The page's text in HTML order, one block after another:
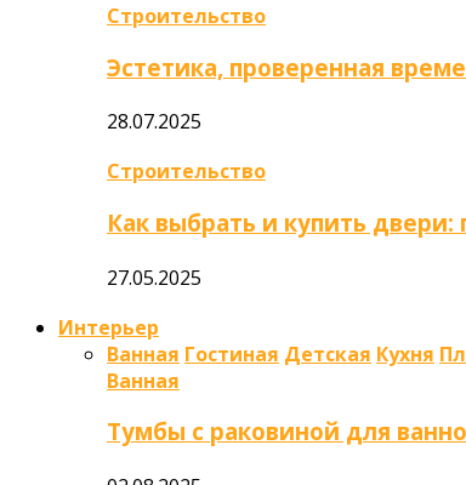
Строительство
Эстетика, проверенная
28.07.2025
Строительство
Как выбрать и купить
27.05.2025
Интерьер
Ванная Гостиная Детская Кухня
Ванная
Тумбы с раковиной для